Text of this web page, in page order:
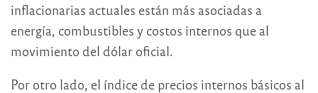
inflacionarias actuales están más asociadas a
energía, combustibles y costos internos que al
movimiento del dólar oficial.
Por otro lado, el índice de precios internos básicos al